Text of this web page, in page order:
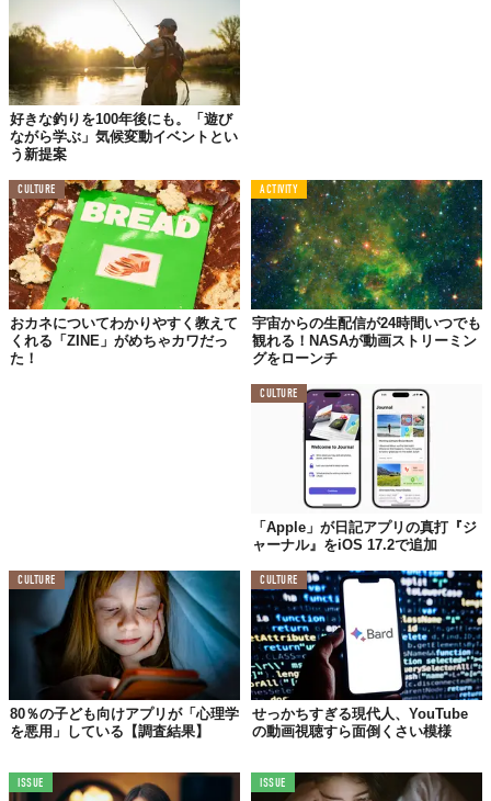
好きな釣りを100年後にも。「遊び
ながら学ぶ」気候変動イベントとい
う新提案
CULTURE
おカネについてわかりやすく教えて
くれる「ZINE」がめちゃカワだっ
た！
ACTIVITY
宇宙からの生配信が24時間いつでも
観れる！NASAが動画ストリーミン
グをローンチ
CULTURE
「Apple」が日記アプリの真打『ジ
ャーナル』をiOS 17.2で追加
CULTURE
80％の子ども向けアプリが「心理学
を悪用」している【調査結果】
CULTURE
せっかちすぎる現代人、YouTube
の動画視聴すら面倒くさい模様
ISSUE ISSUE